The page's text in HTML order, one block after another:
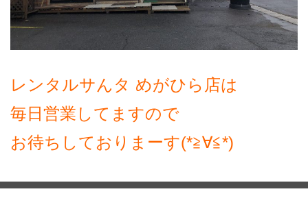
レンタルサんタ めがひら店は
毎日営業してますので
お待ちしておりまーす(*≧∀≦*)